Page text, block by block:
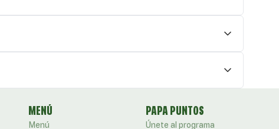
MENÚ
Menú
PAPA PUNTOS
Únete al programa